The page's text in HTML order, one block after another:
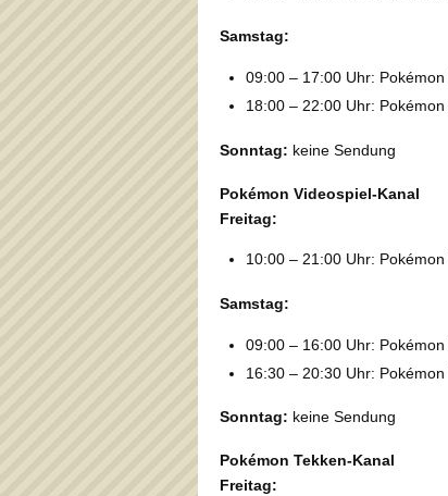
Samstag:
09:00 – 17:00 Uhr:
18:00 – 22:00 Uhr:
Sonntag: keine Sendung
Pokémon Videospiel-Kanal
Freitag:
10:00 – 21:00 Uhr:
Samstag:
09:00 – 16:00 Uhr:
16:30 – 20:30 Uhr:
Sonntag: keine Sendung
Pokémon Tekken-Kanal
Freitag: